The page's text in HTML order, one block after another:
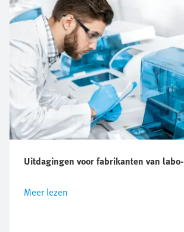
Uitdagingen voor fabrikanten van labo-
Meer lezen